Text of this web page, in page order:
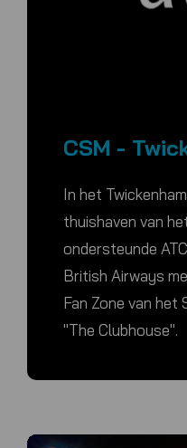
CSM -
In het
thuishaven van
ondersteunde
British Airways
Fan Zone van
"The Clubhouse".